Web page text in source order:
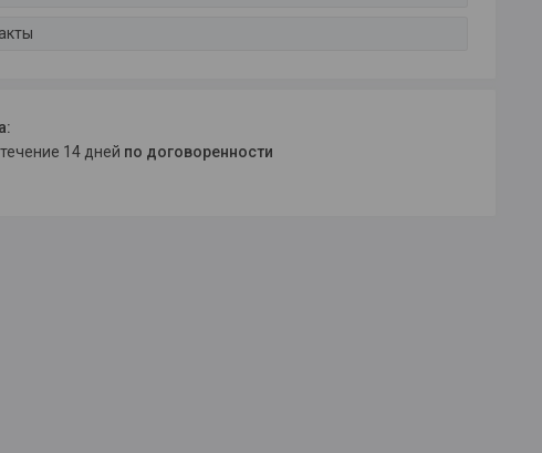
течение 14 дней по договоренности